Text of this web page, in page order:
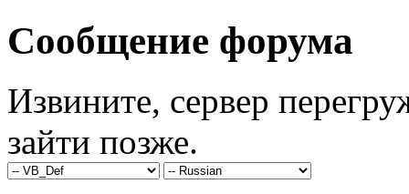
Сообщение форума
Извините, сервер
зайти позже.